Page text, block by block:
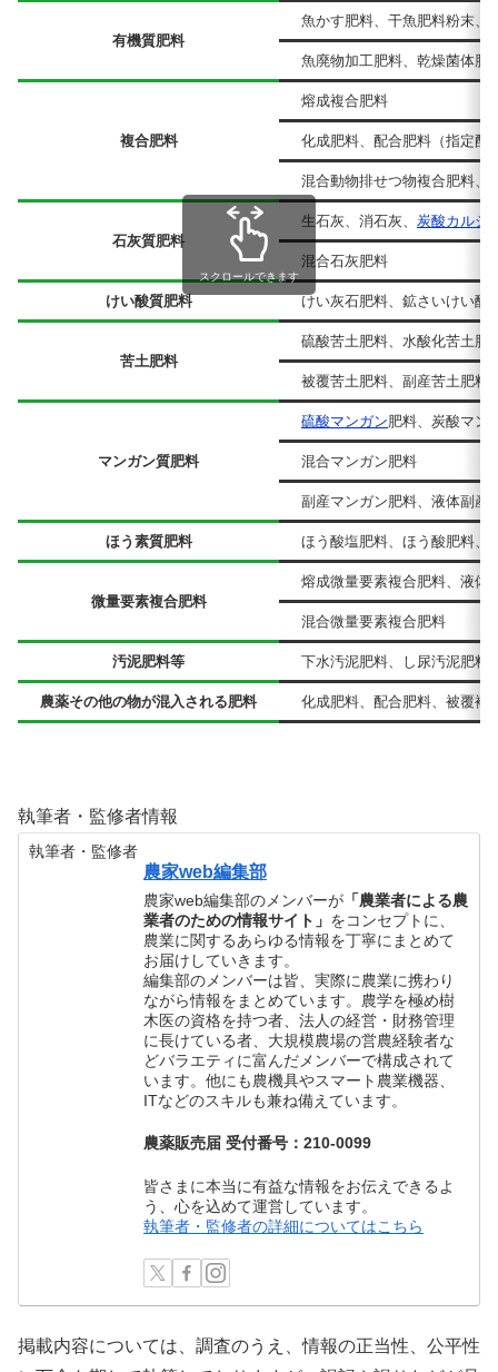
有機質肥料
魚かす肥料、干魚肥料粉末、
魚廃物加工肥料、乾燥菌体肥
複合肥料
熔成複合肥料
化成肥料、配合肥料（指定配
混合動物排せつ物複合肥料、
石灰質肥料
生石灰、消石灰、 炭酸カルシ
混合石灰肥料
けい酸質肥料 けい灰石肥料、鉱さいけい酸
苦土肥料
硫酸苦土肥料、水酸化苦土肥
被覆苦土肥料、副産苦土肥料
マンガン質肥料
硫酸マンガン 肥料、炭酸マン
混合マンガン肥料
副産マンガン肥料、液体副産
ほう素質肥料 ほう酸塩肥料、ほう酸肥料、
微量要素複合肥料
熔成微量要素複合肥料、液体
混合微量要素複合肥料
汚泥肥料等 下水汚泥肥料、し尿汚泥肥料
農薬その他の物が混入される肥料 化成肥料、配合肥料、被覆複
スクロールできます
執筆者・監修者情報
執筆者・監修者
農家web編集部
農家web編集部のメンバーが 「農業者による農
業者のための情報サイト」 をコンセプトに、
農業に関するあらゆる情報を丁寧にまとめて
お届けしていきます。
編集部のメンバーは皆、実際に農業に携わり
ながら情報をまとめています。農学を極め樹
木医の資格を持つ者、法人の経営・財務管理
に長けている者、大規模農場の営農経験者な
どバラエティに富んだメンバーで構成されて
います。他にも農機具やスマート農業機器、
ITなどのスキルも兼ね備えています。
農薬販売届 受付番号：210-0099
皆さまに本当に有益な情報をお伝えできるよ
う、心を込めて運営しています。
執筆者・監修者の詳細についてはこちら
掲載内容については、調査のうえ、情報の正当性、公平性